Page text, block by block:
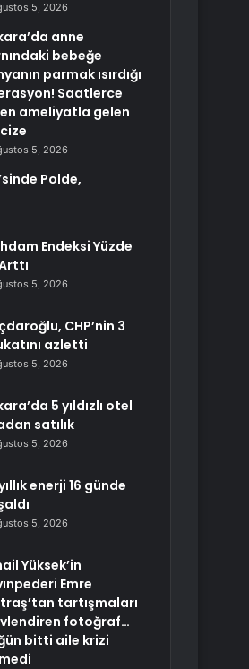
5, 2026
anne
bebeğe
parmak ısırdığı
Saatlerce
ameliyatla gelen
5, 2026
Polde,
Endeksi Yüzde
5, 2026
CHP’nin 3
azletti
5, 2026
5 yıldızlı otel
satılık
5, 2026
enerji 16 günde
5, 2026
Yüksek’in
Emre
tartışmaları
fotoğraf…
bitti aile krizi